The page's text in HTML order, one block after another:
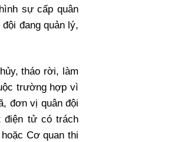
sự cấp quân
đang quản lý,
tháo rời, làm
trường hợp vì
đơn vị quân đội
điện tử có trách
Cơ quan thi